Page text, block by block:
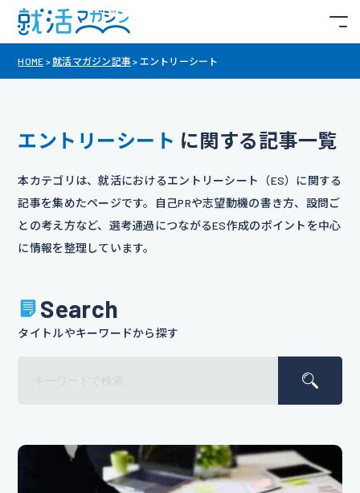
HOME >就活マガジン記事 > エントリーシート
エントリーシート に関する記事一覧
本カテゴリは、就活におけるエントリーシート（ES）に関する
記事を集めたページです。自己PRや志望動機の書き方、設問ご
との考え方など、選考通過につながるES作成のポイントを中心
に情報を整理しています。
Search
タイトルやキーワードから探す